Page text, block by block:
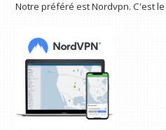
Notre préféré est Nordvpn. C'est